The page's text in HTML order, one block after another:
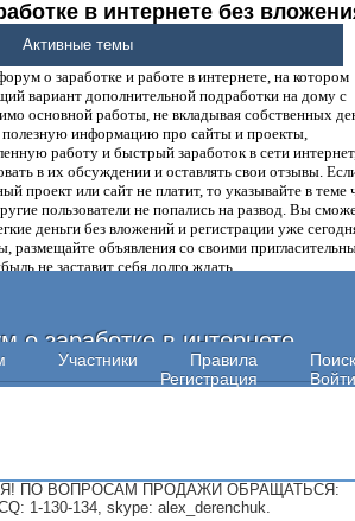
в интернете без
денег.
о заработке и работе в интернете, на котором
вариант дополнительной подработки на дому с
основной работы, не вкладывая собственных
информацию про сайты и проекты,
работу и быстрый заработок в сети
в их обсуждении и оставлять свои отзывы.
проект или сайт не платит, то указывайте в теме
пользователи не попались на развод. Вы
деньги без вложений и регистрации уже
размещайте объявления со своими
не заставит себя долго ждать.
о заработке в интернете
Участники Правила
Поиск
Регистрация
Войти
Активные темы
ПО ВОПРОСАМ ПРОДАЖИ ОБРАЩАТЬСЯ:
1-130-134, skype: alex_derenchuk.